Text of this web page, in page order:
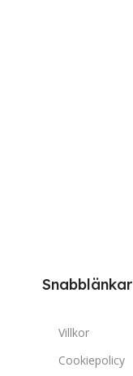
Snabblänkar
Villkor
Cookiepolicy